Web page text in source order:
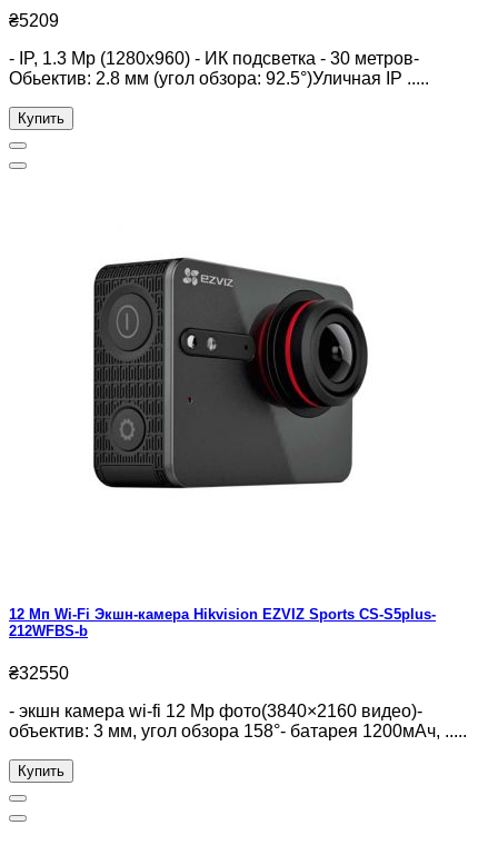
₴5209
- IP, 1.3 Mp (1280x960) - ИК подсветка - 30 метров-
Обьектив: 2.8 мм (угол обзора: 92.5°)Уличная IP .....
Купить
12 Мп Wi-Fi Экшн-камера Hikvision EZVIZ Sports CS-S5plus-
212WFBS-b
₴32550
- экшн камера wi-fi 12 Mp фото(3840×2160 видео)-
объектив: 3 мм, угол обзора 158°- батарея 1200мАч, .....
Купить